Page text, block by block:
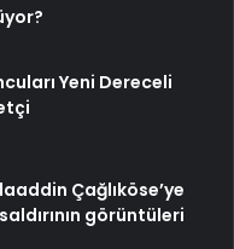
Yeni Dereceli
Çağlıköse’ye
görüntüleri